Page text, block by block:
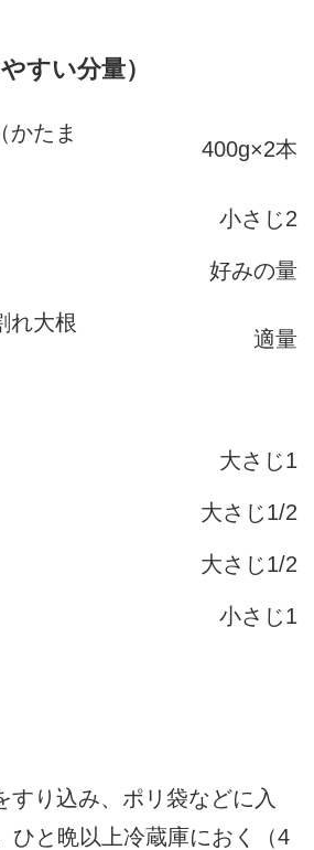
すい分量）
かたま
400g×2本
小さじ2
好みの量
れ大根
適量
大さじ1
大さじ1/2
大さじ1/2
小さじ1
り込み、ポリ袋などに入
ひと晩以上冷蔵庫におく（4